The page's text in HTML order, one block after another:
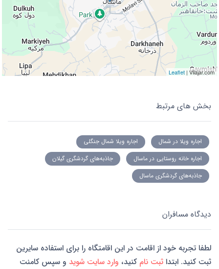
Leaflet | Vilajar.com
بخش های مرتبط
اجاره ویلا در شمال
اجاره ویلا شمال جنگلی
اجاره خانه روستایی در ماسال
جاذبه‌های گردشگری گیلان
جاذبه‌های گردشگری ماسال
دیدگاه مسافران
لطفا تجربه خود از اقامت در این اقامتگاه را برای استفاده سایرین
ثبت کنید. ابتدا ثبت نام کنید، وارد سایت شوید و سپس کامنت